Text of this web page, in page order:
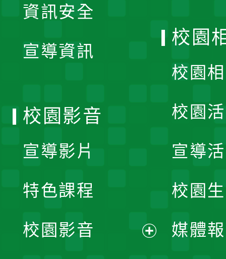
資訊安全
宣導資訊
校園
校園
校園
宣導
校園
媒體
校園影音
宣導影片
特色課程
校園影音